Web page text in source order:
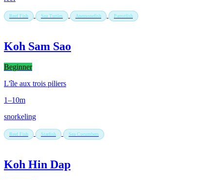
Reef Fish Sea Turtles Anemonefish Parrotfish
Koh Sam Sao
Beginner
L'île aux trois piliers
1–10m
snorkeling
Reef Fish Starfish Sea Cucumbers
Koh Hin Dap